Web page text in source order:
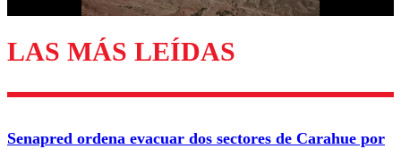
Enviar comentario
LAS MÁS LEÍDAS
Senapred ordena evacuar dos sectores de Carahue por